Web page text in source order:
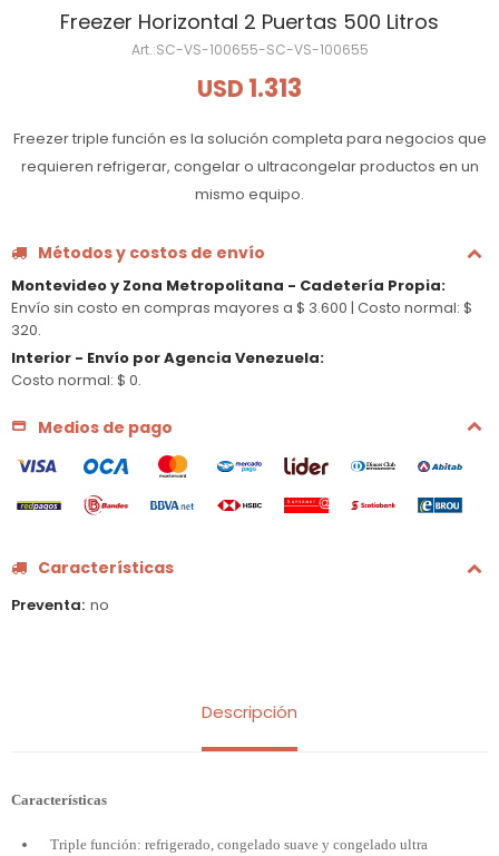
Freezer Horizontal 2 Puertas 500 Litros
SC-VS-100655-SC-VS-100655
USD 1.313
Freezer triple función es la solución completa para negocios que
requieren refrigerar, congelar o ultracongelar productos en un
mismo equipo.
Métodos y costos de envío
Montevideo y Zona Metropolitana - Cadetería Propia:
Envío sin costo en compras mayores a $ 3.600 | Costo normal: $
320.
Interior - Envío por Agencia Venezuela:
Costo normal: $ 0.
Medios de pago
Características
Preventa no
Descripción
Características
Triple función: refrigerado, congelado suave y congelado ultra